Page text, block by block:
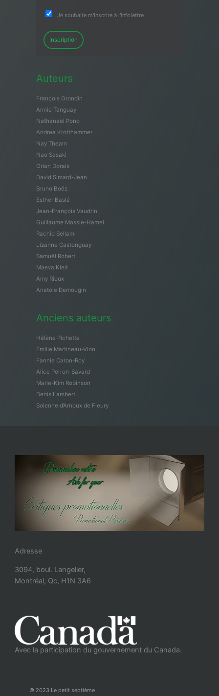
Je souhaite m'inscrire à l'infolettre
Inscription
Auteurs
François Grondin
Annie Tanguay
Nathanaël Pono
Andrea Krotthammer
Nay Theam
Nao Sasaki
Orian Dorais
David Simard-Jean
Bruno Boëz
Esther Baslé
Jean-François Vaudrin
Guillaume Massie-Hamel
Rachid Sellami
Lizanne Castonguay
Samuël Robert
Maeva Kleit
Amy Rioux
Anatole Demougin
Anciens auteurs
Hélène Pichette
Émilie Martineau-Vion
Fannie Caron-Roy
Alice Perron-Savard
Marie-Kim Robinson
Denis Lambert
Solenne d’Arnoux de Fleury
Adresse
3094, boul. Langelier,
Montréal, Qc, H1N 3A6
Avec la participation du gouvernement du Canada.
© 2023 Le petit septième